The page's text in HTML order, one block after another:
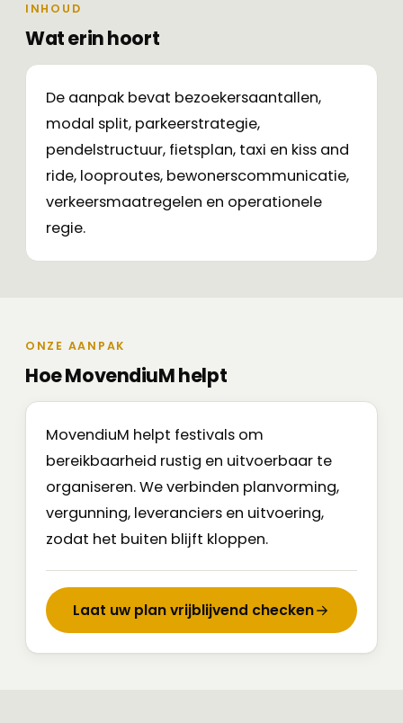
INHOUD
Wat erin hoort
De aanpak bevat bezoekersaantallen,
modal split, parkeerstrategie,
pendelstructuur, fietsplan, taxi en kiss and
ride, looproutes, bewonerscommunicatie,
verkeersmaatregelen en operationele
regie.
ONZE AANPAK
Hoe MovendiuM helpt
MovendiuM helpt festivals om
bereikbaarheid rustig en uitvoerbaar te
organiseren. We verbinden planvorming,
vergunning, leveranciers en uitvoering,
zodat het buiten blijft kloppen.
Laat uw plan vrijblijvend checken